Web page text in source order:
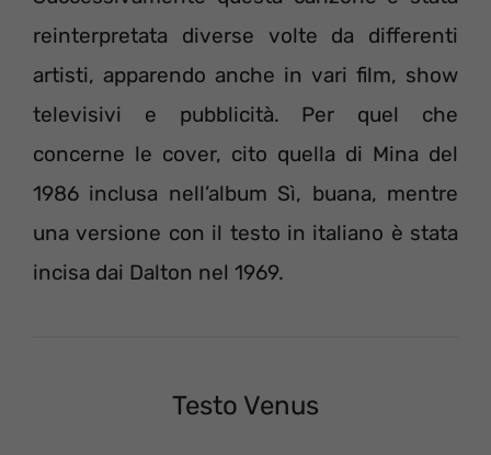
reinterpretata diverse volte da differenti
artisti, apparendo anche in vari film, show
televisivi e pubblicità. Per quel che
concerne le cover, cito quella di Mina del
1986 inclusa nell’album Sì, buana, mentre
una versione con il testo in italiano è stata
incisa dai Dalton nel 1969.
Testo Venus